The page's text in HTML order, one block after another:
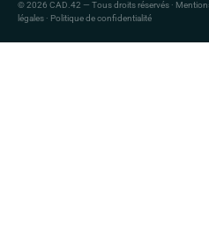
© 2026 CAD.42 — Tous droits réservés ·
légales · Politique de confidentialité